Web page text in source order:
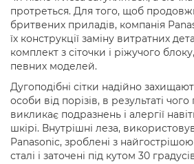
протреться. Для того, щоб
бритвених приладів, компанія
їх конструкції заміну витратних
комплект з сіточки і ріжучого
певних моделей.
Дугоподібні сітки надійно
особи від порізів, в результаті
викликає подразнень і алергії
шкірі. Внутрішні леза,
Panasonic, зроблені з найгострішою
сталі і заточені під кутом 30